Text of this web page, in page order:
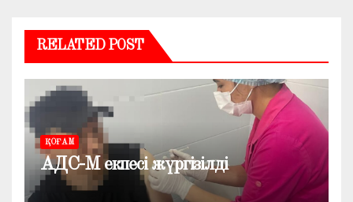
RELATED POST
ҚОҒАМ
АДС-М екпесі жүргізілді